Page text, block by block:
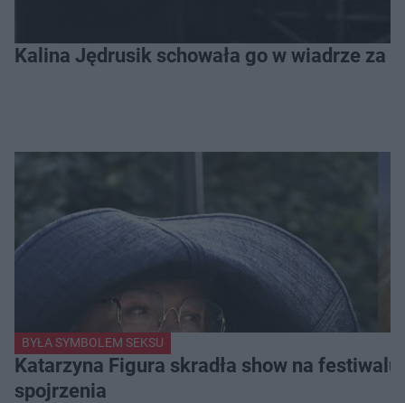
Kalina Jędrusik schowała go w wiadrze za
BYŁA SYMBOLEM SEKSU
Katarzyna Figura skradła show na
spojrzenia